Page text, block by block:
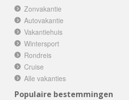
Zonvakantie
Autovakantie
Vakantiehuis
Wintersport
Rondreis
Cruise
Alle vakanties
Populaire bestemmingen